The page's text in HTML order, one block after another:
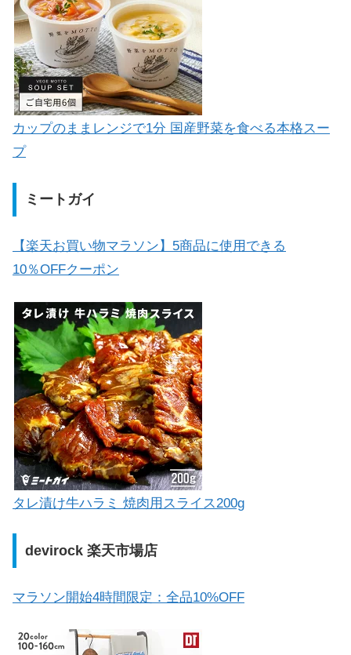
カップのままレンジで1分 国産野菜を食べる本格スー
プ
ミートガイ
【楽天お買い物マラソン】5商品に使用できる
10％OFFクーポン
タレ漬け牛ハラミ 焼肉用スライス200g
devirock 楽天市場店
マラソン開始4時間限定：全品10%OFF